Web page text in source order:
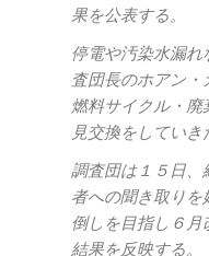
果を公表する。
停電や汚染水漏
査団長のホアン
燃料サイクル・
見交換をしていき
調査団は１５日、
者への聞き取り
倒しを目指し６
結果を反映する。